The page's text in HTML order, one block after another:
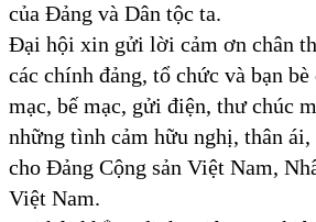
của Đảng và Dân tộc ta.
Đại hội xin gửi lời cảm ơn chân
các chính đảng, tổ chức và bạn
mạc, bế mạc, gửi điện, thư chúc
những tình cảm hữu nghị, thân ái,
cho Đảng Cộng sản Việt Nam,
Việt Nam.